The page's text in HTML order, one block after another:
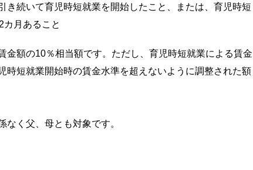
き続いて育児時短就業を開始したこと、または、育児時短
カ月あること
額の10％相当額です。ただし、育児時短就業による賃金
時短就業開始時の賃金水準を超えないように調整された額
く父、母とも対象です。